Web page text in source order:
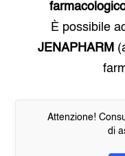
È possibile
JENAPHARM
Attenzione!
di